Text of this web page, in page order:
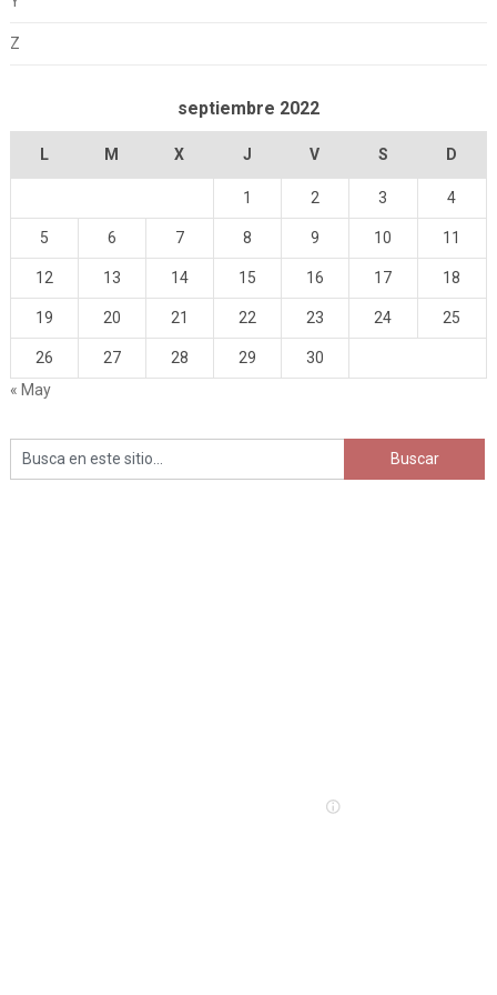
Z
septiembre 2022
L M X J V S D
1 2 3 4
5 6 7 8 9 10 11
12 13 14 15 16 17 18
19 20 21 22 23 24 25
26 27 28 29
30
« May